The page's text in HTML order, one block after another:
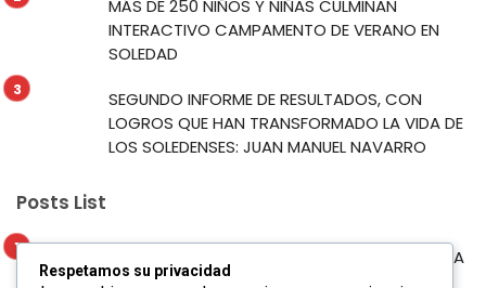
MÁS DE 250 NIÑOS Y NIÑAS CULMINAN
INTERACTIVO CAMPAMENTO DE VERANO EN
SOLEDAD
SEGUNDO INFORME DE RESULTADOS, CON
LOGROS QUE HAN TRANSFORMADO LA VIDA DE
LOS SOLEDENSES: JUAN MANUEL NAVARRO
Posts List
MUNICIPIO DE SOLEDAD PROYECTA SU RIQUEZA
TURÍSTICA EN LA FERIA NACIONAL POTOSINA
Respetamos su privacidad